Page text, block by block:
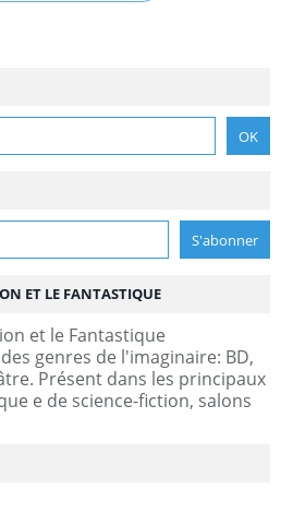
ET LE FANTASTIQUE
genres de l'imaginaire: BD,
Présent dans les principaux
e de science-fiction, salons